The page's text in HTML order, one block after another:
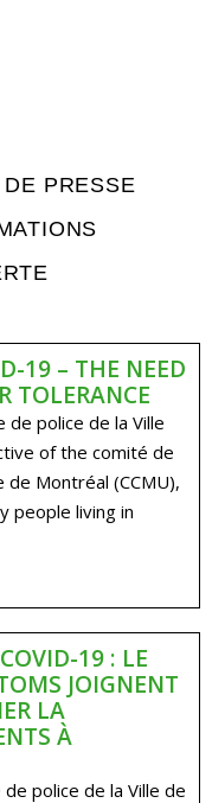
PRESSE
19 – THE NEED
TOLERANCE
de police de la Ville
of the comité de
Montréal (CCMU),
people living in
19 : LE
JOIGNENT
LA
À
police de la Ville de